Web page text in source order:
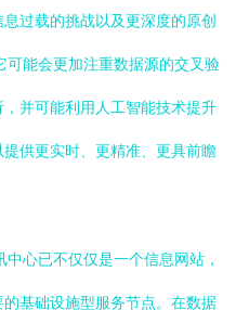
过载的挑战以及更深度的原创
能会更加注重数据源的交叉验
并可能利用人工智能技术提升
供更实时、更精准、更具前瞻
心已不仅仅是一个信息网站，
基础设施型服务节点。在数据